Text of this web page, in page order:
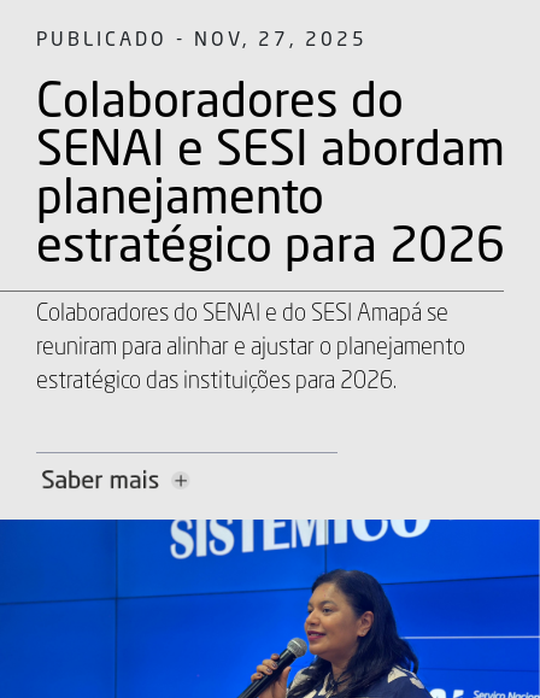
PUBLICADO - NOV, 27, 2025
Colaboradores do
SENAI e SESI abordam
planejamento
estratégico para 2026
Colaboradores do SENAI e do SESI Amapá se
reuniram para alinhar e ajustar o planejamento
estratégico das instituições para 2026.